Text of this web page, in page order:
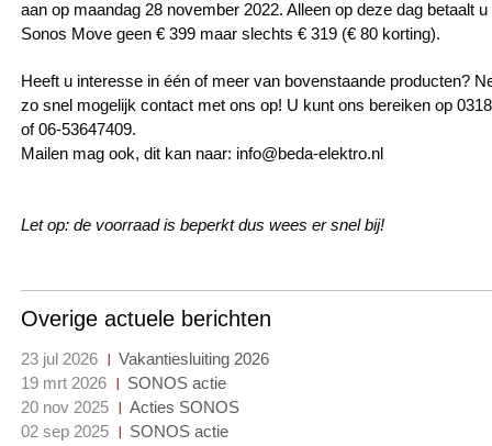
aan op maandag 28 november 2022. Alleen op deze dag betaalt
Sonos Move geen € 399 maar slechts € 319 (€ 80 korting).
Heeft u interesse in één of meer van bovenstaande producten?
zo snel mogelijk contact met ons op! U kunt ons bereiken op
of 06-53647409.
Mailen mag ook, dit kan naar: info@beda-elektro.nl
Let op: de voorraad is beperkt dus wees er snel bij!
Overige actuele berichten
23 jul 2026
Vakantiesluiting 2026
19 mrt 2026
SONOS actie
20 nov 2025
Acties SONOS
02 sep 2025
SONOS actie